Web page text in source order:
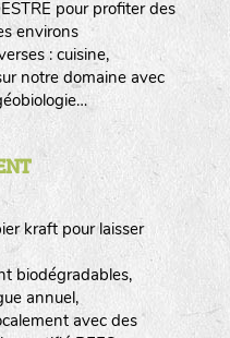
pour profiter des
environs
: cuisine,
notre domaine avec
kraft pour laisser
biodégradables,
annuel,
avec des